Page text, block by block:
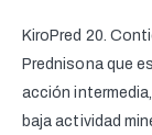
KiroPred 20.
Prednisona que
acción
baja actividad